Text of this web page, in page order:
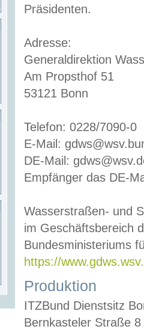
Präsidenten.
Adresse:
Generaldirektion
Am Propsthof 51
53121 Bonn
Telefon: 0228/7090-0
E-Mail:
DE-Mail:
Empfänger das DE-
Wasserstraßen- und
im Geschäftsbereich
Bundesministeriums
https://
Produktion
ITZBund Dienstsitz
Bernkasteler Straße 8